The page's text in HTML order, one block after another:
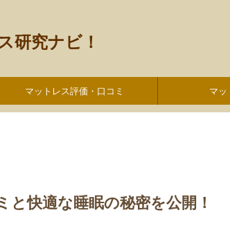
研究ナビ！
マットレス評価・口コミ マッ
快適な睡眠の秘密を公開！